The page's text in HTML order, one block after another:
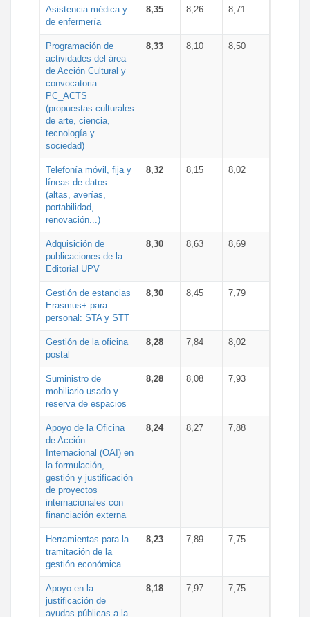
Asistencia médica y
de enfermería
8,35 8,26 8,71
Programación de
actividades del área
de Acción Cultural y
convocatoria
PC_ACTS
(propuestas culturales
de arte, ciencia,
tecnología y
sociedad)
8,33 8,10 8,50
Telefonía móvil, fija y
líneas de datos
(altas, averías,
portabilidad,
renovación...)
8,32 8,15 8,02
Adquisición de
publicaciones de la
Editorial UPV
8,30 8,63 8,69
Gestión de estancias
Erasmus+ para
personal: STA y STT
8,30 8,45 7,79
Gestión de la oficina
postal
8,28 7,84 8,02
Suministro de
mobiliario usado y
reserva de espacios
8,28 8,08 7,93
Apoyo de la Oficina
de Acción
Internacional (OAI) en
la formulación,
gestión y justificación
de proyectos
internacionales con
financiación externa
8,24 8,27 7,88
Herramientas para la
tramitación de la
gestión económica
8,23 7,89 7,75
Apoyo en la
justificación de
ayudas públicas a la
8,18 7,97 7,75